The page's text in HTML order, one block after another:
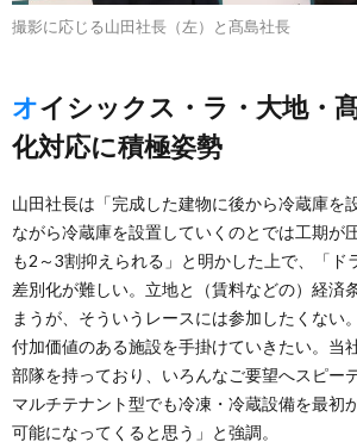
撮影に応じる山田社長（左）と髙島社長
オイシックス・ラ・大地・髙島社長、自動
化対応に積極姿勢
山田社長は「完成した建物に後から冷蔵庫を
ながら冷蔵庫を設置していくのとでは工期が
も2～3割抑えられる」と明かした上で、「ド
差別化が難しい。立地と（賃料などの）経済
まうが、そういうレースには参加したくない
付加価値のある施設を手掛けていきたい。当
部隊を持っており、いろんなご要望へスピー
マルチテナント型でも冷凍・冷蔵設備を最初
可能になってくると思う」と強調。